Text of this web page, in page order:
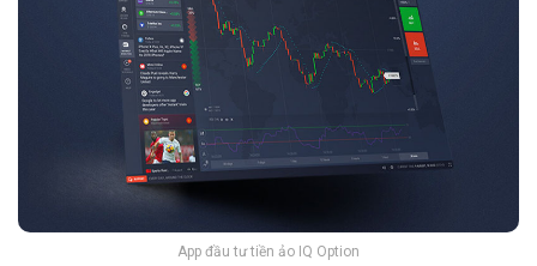
App đầu tư tiền ảo IQ Option